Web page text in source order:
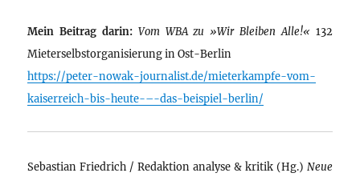
Mein Beitrag darin: Vom WBA zu »Wir Bleiben Alle!« 132
Mieterselbstorganisierung in Ost-Berlin
https://peter-nowak-journalist.de/mieterkampfe-vom-
kaiserreich-bis-heute-–-das-beispiel-berlin/
Sebastian Friedrich / Redaktion analyse & kritik (Hg.) Neue